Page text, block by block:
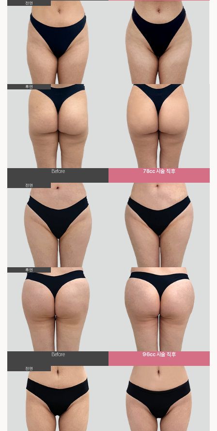
전면
후면
Before 78cc 시술 직후
전면
후면
Before 96cc 시술 직후
전면